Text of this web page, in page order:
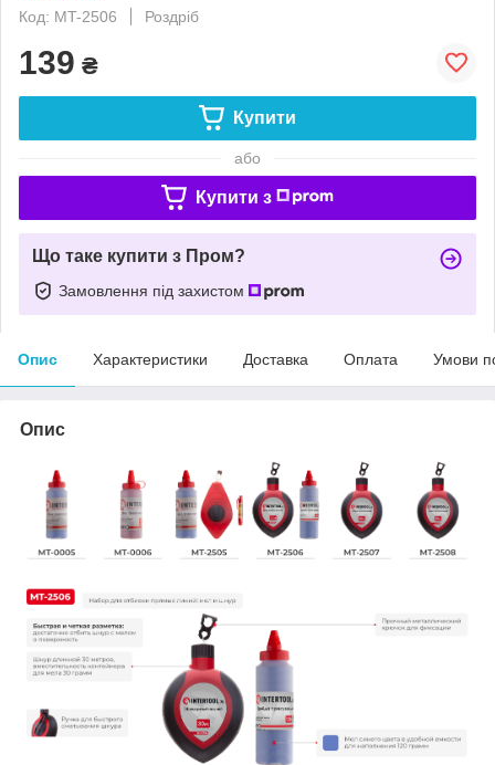
Код: MT-2506
Роздріб
139 ₴
Купити
або
Купити з
Що таке купити з Пром?
Замовлення під захистом
Опис Характеристики Доставка Оплата Умови
Опис